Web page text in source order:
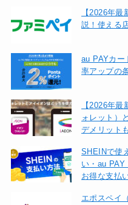
【2026年
説！使える
au PAYカー
率アップの
【2026年
ォレット）
デメリット
SHEINで使
い・au PAY
お得な支払
エポスペイ